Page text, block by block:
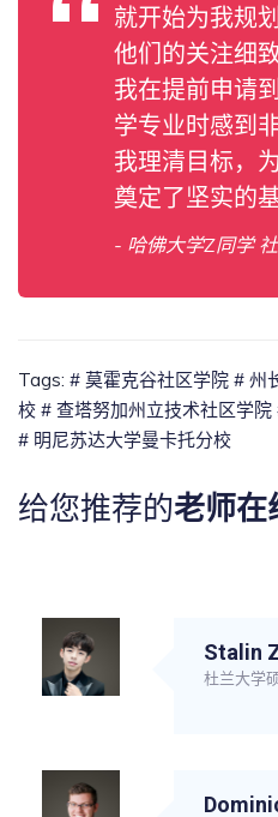
就开始为我规
他们的关注细
我在提前申请
学专业时感到
我理清目标，
奠定了坚实的基
- 哈佛大学Z同学
Tags: # 莫霍克谷社区学院 # 州
校 # 查塔努加州立技术社区学院
# 明尼苏达大学曼卡托分校
给您推荐的老师在
Stalin
杜兰大学